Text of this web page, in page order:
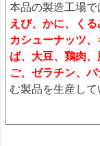
本品の製造工場で
えび、かに、く
カシューナッツ
ば、大豆、鶏肉
ご、ゼラチン、
む製品を生産して